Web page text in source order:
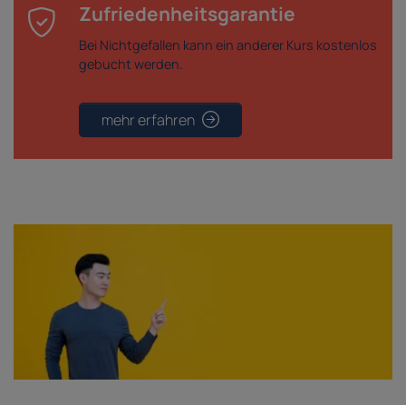
Zufriedenheitsgarantie
Bei Nichtgefallen kann ein anderer Kurs kostenlos
gebucht werden.
mehr erfahren